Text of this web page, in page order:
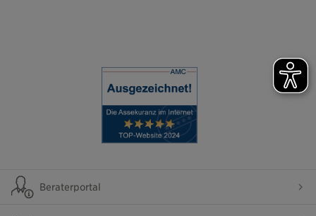
Beraterportal